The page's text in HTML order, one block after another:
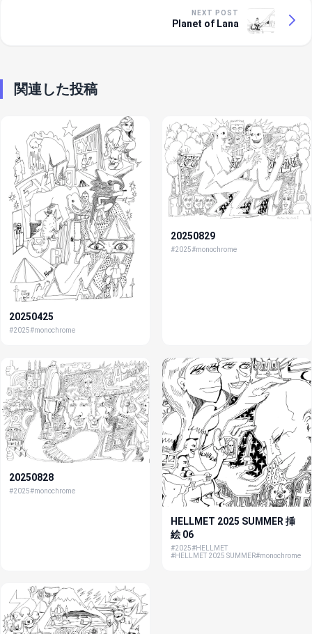
NEXT POST
Planet of Lana
関連した投稿
20250425
#2025#monochrome
20250829
#2025#monochrome
20250828
#2025#monochrome
HELLMET 2025 SUMMER 挿
絵 06
#2025#HELLMET
#HELLMET 2025 SUMMER#monochrome